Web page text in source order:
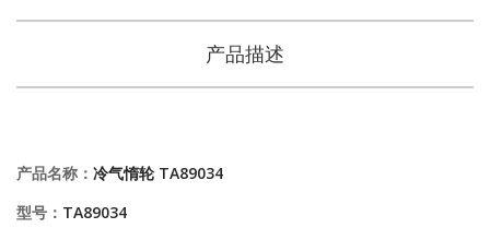
产品描述
产品名称： 冷气惰轮 TA89034
型号： TA89034